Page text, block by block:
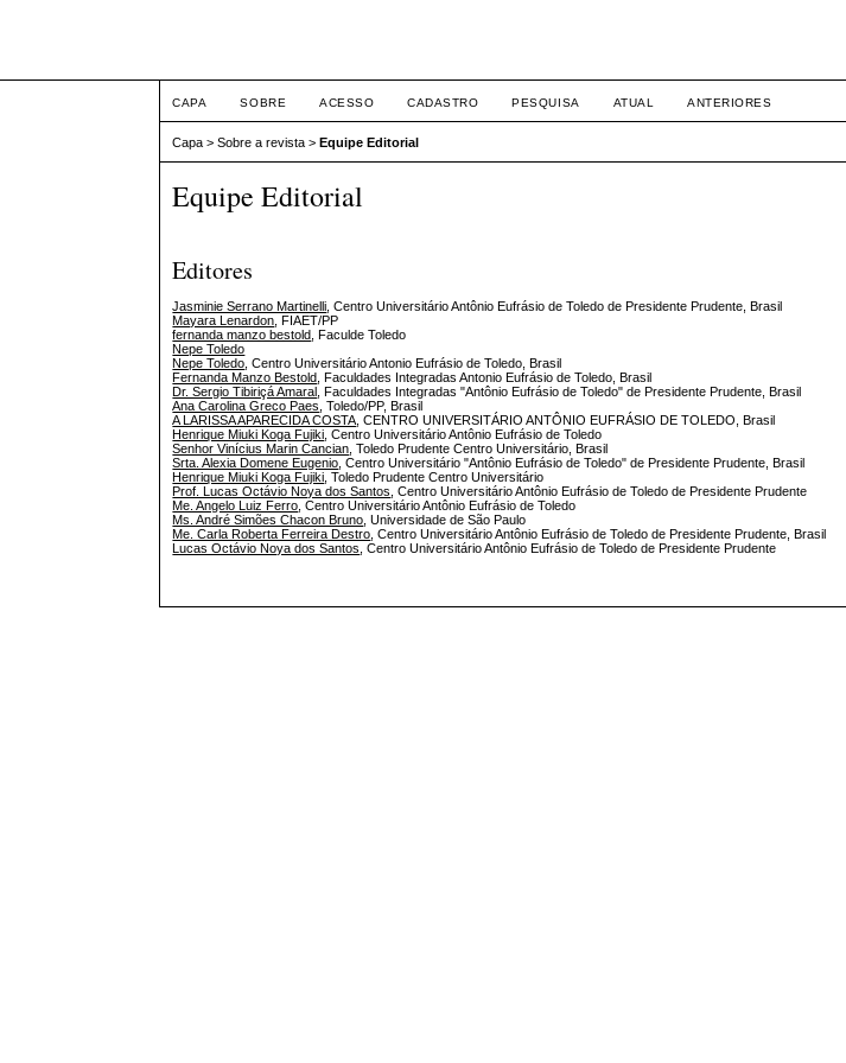
CAPA SOBRE ACESSO CADASTRO PESQUISA ATUAL ANTERIORES
Capa >Sobre a revista >Equipe Editorial
Equipe Editorial
Editores
Jasminie Serrano Martinelli , Centro Universitário Antônio Eufrásio de Toledo de Presidente Prudente, Brasil
Mayara Lenardon , FIAET/PP
fernanda manzo bestold , Faculde Toledo
Nepe Toledo
Nepe Toledo , Centro Universitário Antonio Eufrásio de Toledo, Brasil
Fernanda Manzo Bestold , Faculdades Integradas Antonio Eufrásio de Toledo, Brasil
Dr. Sergio Tibiriçá Amaral , Faculdades Integradas "Antônio Eufrásio de Toledo" de Presidente Prudente, Brasil
Ana Carolina Greco Paes , Toledo/PP, Brasil
A LARISSA APARECIDA COSTA , CENTRO UNIVERSITÁRIO ANTÔNIO EUFRÁSIO DE TOLEDO, Brasil
Henrique Miuki Koga Fujiki , Centro Universitário Antônio Eufrásio de Toledo
Senhor Vinícius Marin Cancian , Toledo Prudente Centro Universitário, Brasil
Srta. Alexia Domene Eugenio , Centro Universitário "Antônio Eufrásio de Toledo" de Presidente Prudente, Brasil
Henrique Miuki Koga Fujiki , Toledo Prudente Centro Universitário
Prof. Lucas Octávio Noya dos Santos , Centro Universitário Antônio Eufrásio de Toledo de Presidente Prudente
Me. Angelo Luiz Ferro , Centro Universitário Antônio Eufrásio de Toledo
Ms. André Simões Chacon Bruno , Universidade de São Paulo
Me. Carla Roberta Ferreira Destro , Centro Universitário Antônio Eufrásio de Toledo de Presidente Prudente, Brasil
Lucas Octávio Noya dos Santos , Centro Universitário Antônio Eufrásio de Toledo de Presidente Prudente